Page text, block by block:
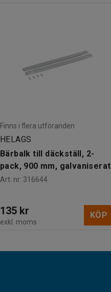
Finns i flera utföranden
HELAGS
Bärbalk till däckställ, 2-
pack, 900 mm, galvaniserat
Art. nr: 316644
135 kr
exkl. moms
KÖP